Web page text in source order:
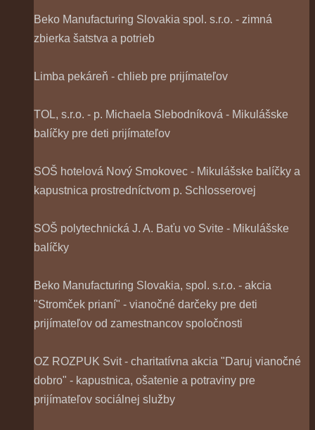
Beko Manufacturing Slovakia spol. s.r.o. - zimná
zbierka šatstva a potrieb
Limba pekáreň - chlieb pre prijímateľov
TOL, s.r.o. - p. Michaela Slebodníková - Mikulášske
balíčky pre deti prijímateľov
SOŠ hotelová Nový Smokovec - Mikulášske balíčky a
kapustnica prostredníctvom p. Schlosserovej
SOŠ polytechnická J. A. Baťu vo Svite - Mikulášske
balíčky
Beko Manufacturing Slovakia, spol. s.r.o. - akcia
"Stromček prianí" - vianočné darčeky pre deti
prijímateľov od zamestnancov spoločnosti
OZ ROZPUK Svit - charitatívna akcia "Daruj vianočné
dobro" - kapustnica, ošatenie a potraviny pre
prijímateľov sociálnej služby